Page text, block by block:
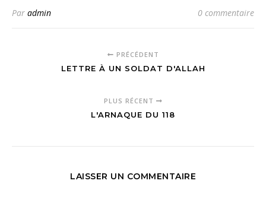
Par admin 0 commentaire
PRÉCÉDENT
LETTRE À UN SOLDAT D'ALLAH
PLUS RÉCENT
L'ARNAQUE DU 118
LAISSER UN COMMENTAIRE